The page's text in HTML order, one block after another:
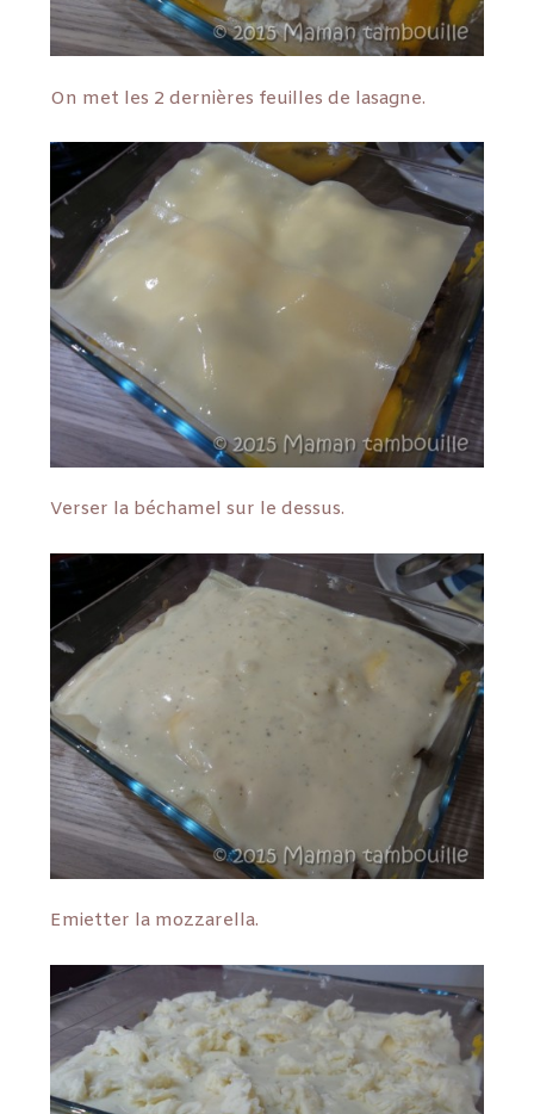
On met les 2 dernières feuilles de lasagne.
Verser la béchamel sur le dessus.
Emietter la mozzarella.